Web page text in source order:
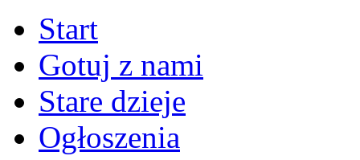
Start
Gotuj z nami
Stare dzieje
Ogłoszenia